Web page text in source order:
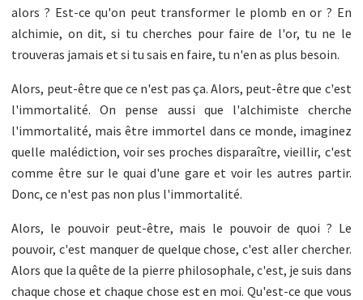
alors ? Est-ce qu'on peut transformer le plomb en or ? En
alchimie, on dit, si tu cherches pour faire de l'or, tu ne le
trouveras jamais et si tu sais en faire, tu n'en as plus besoin.
Alors, peut-être que ce n'est pas ça. Alors, peut-être que c'est
l'immortalité. On pense aussi que l'alchimiste cherche
l'immortalité, mais être immortel dans ce monde, imaginez
quelle malédiction, voir ses proches disparaître, vieillir, c'est
comme être sur le quai d'une gare et voir les autres partir.
Donc, ce n'est pas non plus l'immortalité.
Alors, le pouvoir peut-être, mais le pouvoir de quoi ? Le
pouvoir, c'est manquer de quelque chose, c'est aller chercher.
Alors que la quête de la pierre philosophale, c'est, je suis dans
chaque chose et chaque chose est en moi. Qu'est-ce que vous